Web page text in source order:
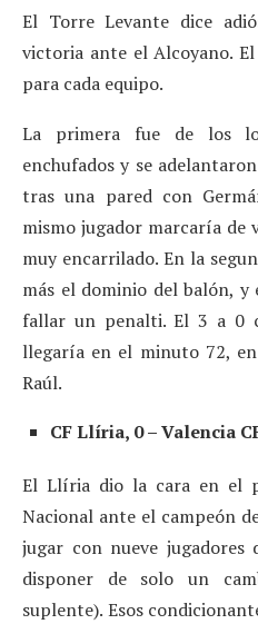
El Torre Levante dice
victoria ante el Alcoyano.
para cada equipo.
La primera fue de los
enchufados y se
tras una pared con
mismo jugador marcaría de
muy encarrilado. En la
más el dominio del balón, y
fallar un penalti. El 3 a 0
llegaría en el minuto 72,
Raúl.
CF Llíria, 0 – Valencia
El Llíria dio la cara en el
Nacional ante el campeón
jugar con nueve
disponer de solo un
suplente). Esos